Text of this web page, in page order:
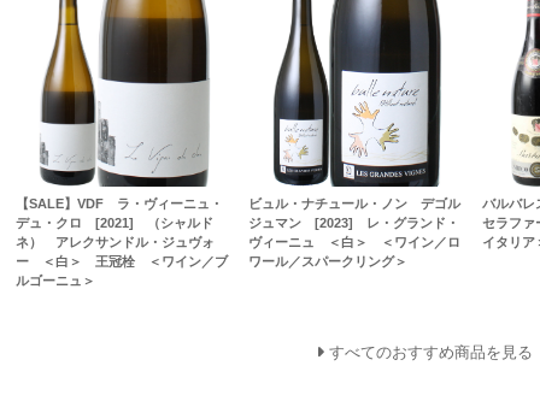
【SALE】VDF ラ・ヴィーニュ・
デュ・クロ [2021] （シャルド
ネ） アレクサンドル・ジュヴォ
ー ＜白＞ 王冠栓 ＜ワイン／ブ
ルゴーニュ＞
ビュル・ナチュール・ノン デゴル
ジュマン [2023] レ・グランド・
ヴィーニュ ＜白＞ ＜ワイン／ロ
ワール／スパークリング＞
バルバ
セラフ
イタリア
すべてのおすすめ商品を見る